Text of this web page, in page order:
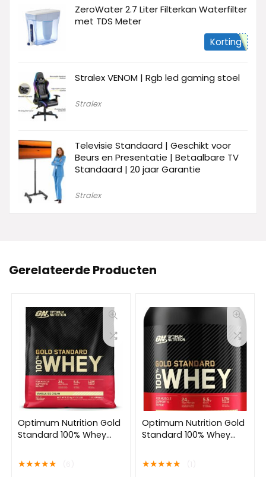
ZeroWater 2.7 Liter Filterkan Waterfilter
met TDS Meter
Korting
Stralex VENOM | Rgb led gaming stoel
Stralex
Televisie Standaard | Geschikt voor
Beurs en Presentatie | Betaalbare TV
Standaard | 20 jaar Garantie
Stralex
Gerelateerde Producten
Optimum Nutrition Gold
Standard 100% Whey
Cream – Proteine
Poeder – Eiwitshake –
★★★★★
Optimum Nutrition Gold
Standard 100% Whey
Cream – Proteine
Poeder – Eiwitshake –
★★★★★